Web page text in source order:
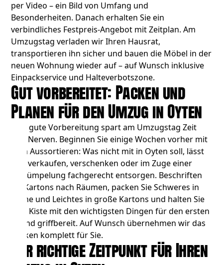
per Video – ein Bild von Umfang und
Besonderheiten. Danach erhalten Sie ein
verbindliches Festpreis-Angebot mit Zeitplan. Am
Umzugstag verladen wir Ihren Hausrat,
transportieren ihn sicher und bauen die Möbel in der
neuen Wohnung wieder auf – auf Wunsch inklusive
Einpackservice und Halteverbotszone.
Gut vorbereitet: Packen und
Planen für den Umzug in Oyten
Eine gute Vorbereitung spart am Umzugstag Zeit
und Nerven. Beginnen Sie einige Wochen vorher mit
dem Aussortieren: Was nicht mit in Oyten soll, lässt
sich verkaufen, verschenken oder im Zuge einer
Entrümpelung fachgerecht entsorgen. Beschriften
Sie Kartons nach Räumen, packen Sie Schweres in
kleine und Leichtes in große Kartons und halten Sie
eine Kiste mit den wichtigsten Dingen für den ersten
Abend griffbereit. Auf Wunsch übernehmen wir das
Packen komplett für Sie.
Der richtige Zeitpunkt für Ihren